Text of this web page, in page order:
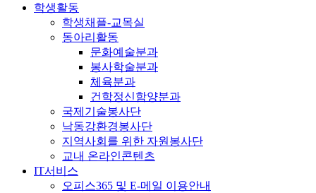
학생활동
학생채플-교목실
동아리활동
문화예술분과
봉사학술분과
체육분과
건학정신함양분과
국제기술봉사단
낙동강환경봉사단
지역사회를 위한 자원봉사단
교내 온라인콘텐츠
IT서비스
오피스365 및 E-메일 이용안내